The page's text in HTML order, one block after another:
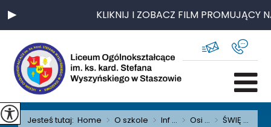
KLIKNIJ I ZOBACZ FILM PROMUJĄCY
Jesteś tutaj: Home > O szkole > Inf ... > Osi ... > ŚWIĘ ...